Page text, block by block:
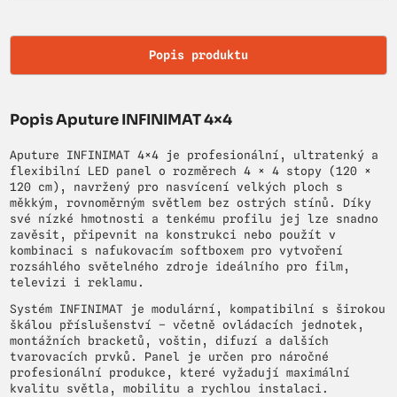
Popis produktu
Popis Aputure INFINIMAT 4×4
Aputure INFINIMAT 4×4 je profesionální, ultratenký a
flexibilní LED panel o rozměrech 4 × 4 stopy (120 ×
120 cm), navržený pro nasvícení velkých ploch s
měkkým, rovnoměrným světlem bez ostrých stínů. Díky
své nízké hmotnosti a tenkému profilu jej lze snadno
zavěsit, připevnit na konstrukci nebo použít v
kombinaci s nafukovacím softboxem pro vytvoření
rozsáhlého světelného zdroje ideálního pro film,
televizi i reklamu.
Systém INFINIMAT je modulární, kompatibilní s širokou
škálou příslušenství – včetně ovládacích jednotek,
montážních bracketů, voštin, difuzí a dalších
tvarovacích prvků. Panel je určen pro náročné
profesionální produkce, které vyžadují maximální
kvalitu světla, mobilitu a rychlou instalaci.